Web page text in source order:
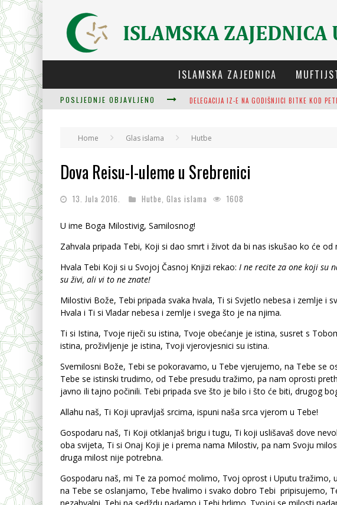
ISLAMSKA ZAJEDNICA
POSLJEDNJE OBJAVLJENO
Home Glas islama Hutbe
Dova Reisu-l-uleme u Srebrenici
13. Jula 2016. Hutbe, Glas islama 1608
U ime Boga Milostivig, Samilosnog!
Zahvala pripada Tebi, Koji si dao smrt i život da bi nas iskušao ko će od
Hvala Tebi Koji si u Svojoj Časnoj Knjizi rekao: I ne recite za one koji su
su živi, ali vi to ne znate!
Milostivi Bože, Tebi pripada svaka hvala, Ti si Svjetlo nebesa i zemlje i
Hvala i Ti si Vladar nebesa i zemlje i svega što je na njima.
Ti si Istina, Tvoje riječi su istina, Tvoje obećanje je istina, susret s
istina, proživljenje je istina, Tvoji vjerovjesnici su istina.
Svemilosni Bože, Tebi se pokoravamo, u Tebe vjerujemo, na Tebe se
Tebe se istinski trudimo, od Tebe presudu tražimo, pa nam oprosti
javno ili tajno počinili. Tebi pripada sve što je bilo i što će biti, drugog
Allahu naš, Ti Koji upravljaš srcima, ispuni naša srca vjerom u Tebe!
Gospodaru naš, Ti Koji otklanjaš brigu i tugu, Ti koji uslišavaš dove
oba svijeta, Ti si Onaj Koji je i prema nama Milostiv, pa nam Svoju
druga milost nije potrebna.
Gospodaru naš, mi Te za pomoć molimo, Tvoj oprost i Uputu tražimo,
na Tebe se oslanjamo, Tebe hvalimo i svako dobro Tebi pripisujemo,